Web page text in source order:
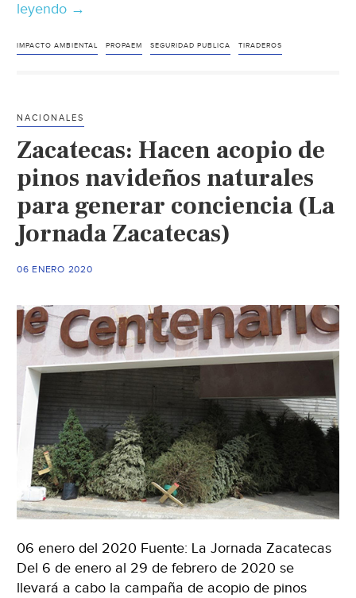
leyendo Edomex:
PROPAEM
abierto
en
Naucalpan
(Mexiquense)
→
IMPACTO AMBIENTAL PROPAEM SEGURIDAD PUBLICA TIRADEROS
NACIONALES
Zacatecas: Hacen acopio de
pinos navideños naturales
para generar conciencia (La
Jornada Zacatecas)
06 ENERO 2020
06 enero del 2020 Fuente: La Jornada Zacatecas
Del 6 de enero al 29 de febrero de 2020 se
llevará a cabo la campaña de acopio de pinos